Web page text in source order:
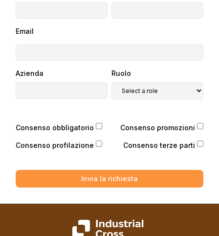
Email
Azienda Ruolo
Consenso obbligatorio Consenso promozioni
Consenso profilazione Consenso terze parti
Invia la richiesta